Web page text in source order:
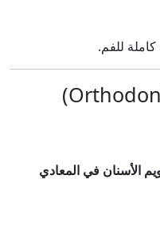
للفم.
الأسنان في المعادي